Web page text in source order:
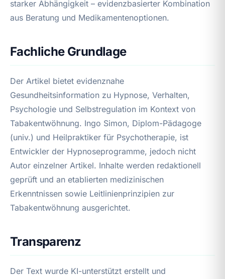
starker Abhängigkeit – evidenzbasierter Kombination
aus Beratung und Medikamentenoptionen.
Fachliche Grundlage
Der Artikel bietet evidenznahe
Gesundheitsinformation zu Hypnose, Verhalten,
Psychologie und Selbstregulation im Kontext von
Tabakentwöhnung. Ingo Simon, Diplom-Pädagoge
(univ.) und Heilpraktiker für Psychotherapie, ist
Entwickler der Hypnoseprogramme, jedoch nicht
Autor einzelner Artikel. Inhalte werden redaktionell
geprüft und an etablierten medizinischen
Erkenntnissen sowie Leitlinienprinzipien zur
Tabakentwöhnung ausgerichtet.
Transparenz
Der Text wurde KI-unterstützt erstellt und